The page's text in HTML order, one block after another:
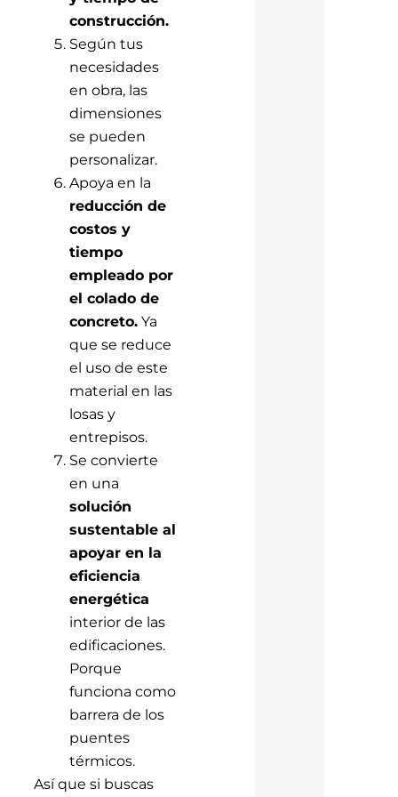
construcción.
Según tus
necesidades
en obra, las
dimensiones
se pueden
personalizar.
Apoya en la
reducción de
costos y
tiempo
empleado por
el colado de
concreto.Ya
que se reduce
el uso de este
material en las
losas y
entrepisos.
Se convierte
en una
solución
sustentable al
apoyar en la
eficiencia
energética
interior de las
edificaciones.
Porque
funciona como
barrera de los
puentes
térmicos.
Así que si buscas